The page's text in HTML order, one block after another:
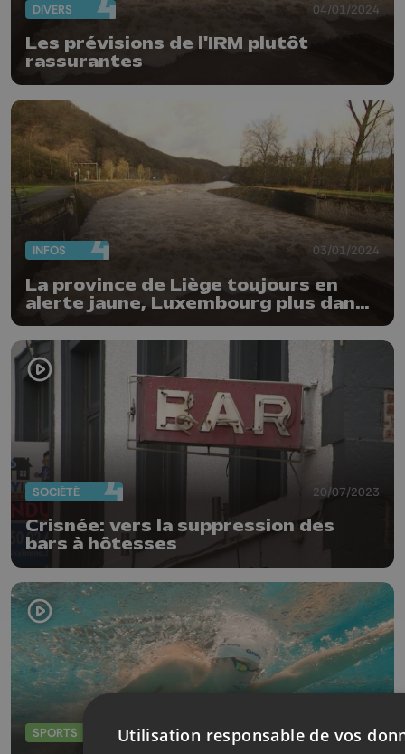
DIVERS 04/01/2024
Les prévisions de l'IRM plutôt
rassurantes
INFOS 03/01/2024
La province de Liège toujours en
alerte jaune, Luxembourg plus dans
l'orange
SOCIÉTÉ 20/07/2023
Crisnée: vers la suppression des
bars à hôtesses
SPORTS 02/05/2023
Utilisation responsable de vos